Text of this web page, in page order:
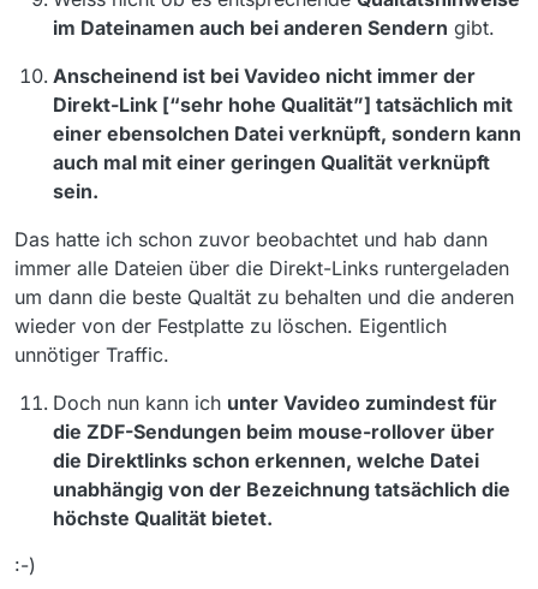
im Dateinamen auch bei anderen Sendern gibt.
Anscheinend ist bei Vavideo nicht immer der
Direkt-Link [“sehr hohe Qualität”] tatsächlich mit
einer ebensolchen Datei verknüpft, sondern kann
auch mal mit einer geringen Qualität verknüpft
sein.
Das hatte ich schon zuvor beobachtet und hab dann
immer alle Dateien über die Direkt-Links runtergeladen
um dann die beste Qualtät zu behalten und die anderen
wieder von der Festplatte zu löschen. Eigentlich
unnötiger Traffic.
Doch nun kann ich unter Vavideo zumindest für
die ZDF-Sendungen beim mouse-rollover über
die Direktlinks schon erkennen, welche Datei
unabhängig von der Bezeichnung tatsächlich die
höchste Qualität bietet.
:-)